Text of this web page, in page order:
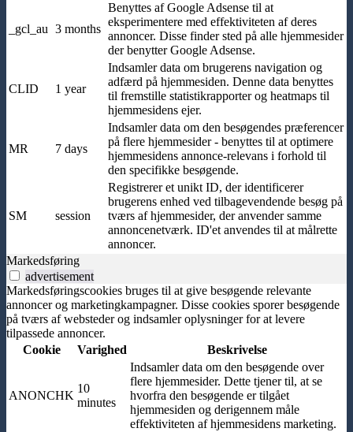
_gcl_au 3 months
Benyttes af Google Adsense til at
eksperimentere med effektiviteten af deres
annoncer. Disse finder sted på alle hjemmesider
der benytter Google Adsense.
CLID 1 year
Indsamler data om brugerens navigation og
adfærd på hjemmesiden. Denne data benyttes
til fremstille statistikrapporter og heatmaps til
hjemmesidens ejer.
MR 7 days
Indsamler data om den besøgendes præferencer
på flere hjemmesider - benyttes til at optimere
hjemmesidens annonce-relevans i forhold til
den specifikke besøgende.
SM session
Registrerer et unikt ID, der identificerer
brugerens enhed ved tilbagevendende besøg på
tværs af hjemmesider, der anvender samme
annoncenetværk. ID'et anvendes til at målrette
annoncer.
Markedsføring
advertisement
Markedsføringscookies bruges til at give besøgende relevante
annoncer og marketingkampagner. Disse cookies sporer besøgende
på tværs af websteder og indsamler oplysninger for at levere
tilpassede annoncer.
Cookie
Varighed Beskrivelse
ANONCHK
10
minutes
Indsamler data om den besøgende over
flere hjemmesider. Dette tjener til, at se
hvorfra den besøgende er tilgået
hjemmesiden og derigennem måle
effektiviteten af hjemmesidens marketing.